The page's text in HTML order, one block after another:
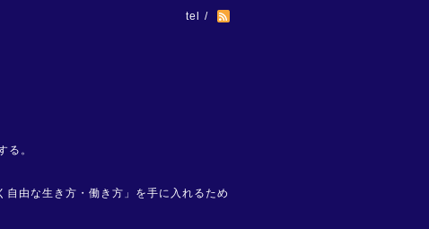
tel /
る。
由な生き方・働き方」を手に入れるため